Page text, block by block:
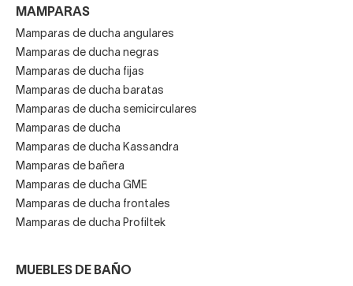
MAMPARAS
Mamparas de ducha angulares
Mamparas de ducha negras
Mamparas de ducha fijas
Mamparas de ducha baratas
Mamparas de ducha semicirculares
Mamparas de ducha
Mamparas de ducha Kassandra
Mamparas de bañera
Mamparas de ducha GME
Mamparas de ducha frontales
Mamparas de ducha Profiltek
MUEBLES DE BAÑO